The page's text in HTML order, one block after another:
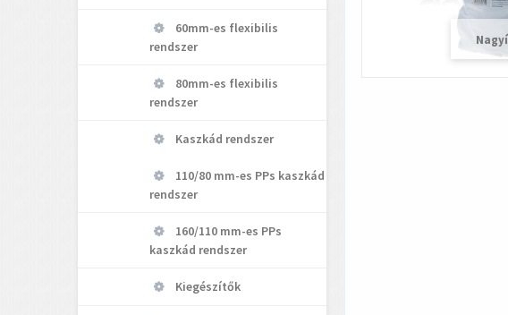
60mm-es flexibilis
rendszer
80mm-es flexibilis
rendszer
Kaszkád rendszer
110/80 mm-es PPs kaszkád
rendszer
160/110 mm-es PPs
kaszkád rendszer
Kiegészítők